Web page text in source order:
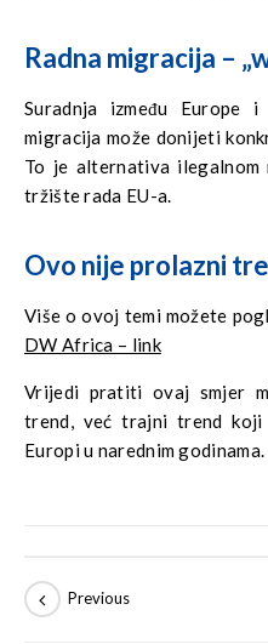
Radna migracija –
Suradnja između Europe
migracija može donijeti
To je alternativa
tržište rada EU-a.
Ovo nije prolazni
Više o ovoj temi možete
DW Africa – link
Vrijedi pratiti ovaj smjer
trend, već trajni trend
Europi u narednim godinama.